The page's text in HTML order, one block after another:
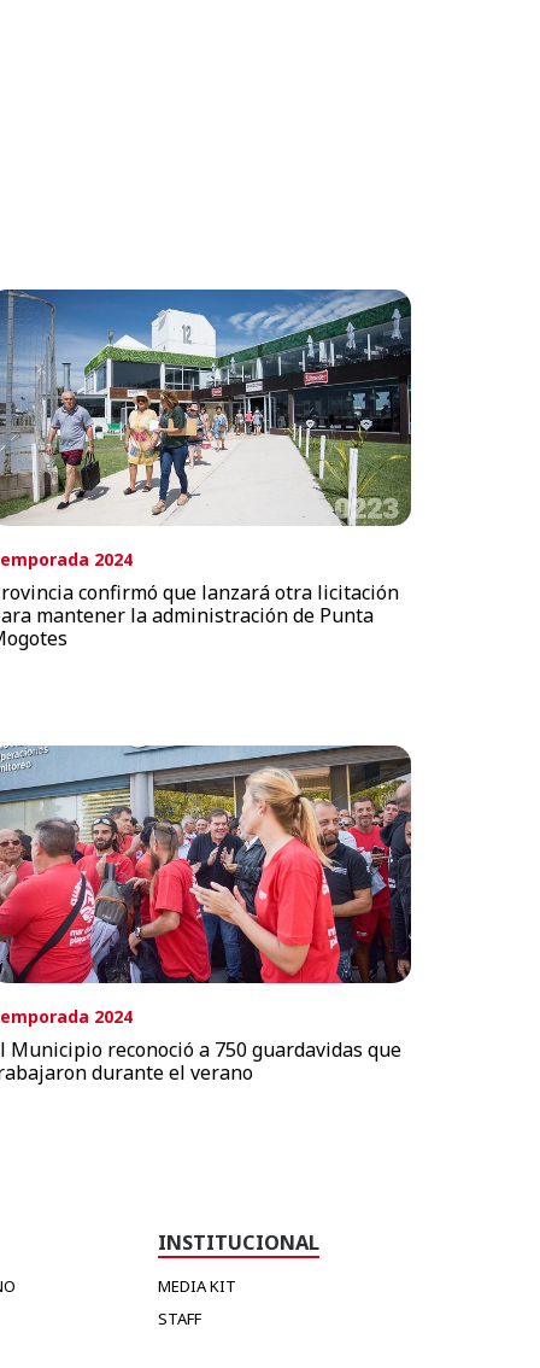
2024
confirmó que lanzará otra licitación
mantener la administración de Punta
2024
Municipio reconoció a 750 guardavidas que
durante el verano
INSTITUCIONAL
MEDIA KIT
STAFF